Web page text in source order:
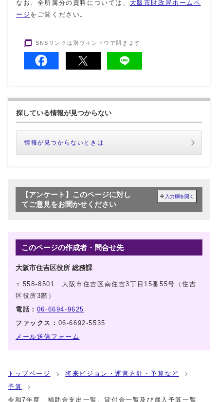
なお、全所属分の資料については、 大阪市財政局ホームペ
ージ をご覧ください。
SNSリンクは別ウィンドウで開きます
探している情報が見つからない
情報が見つからないときは
【アンケート】このページに対し
てご意見をお聞かせください
入力欄を開く
このページの作成者・問合せ先
大阪市住吉区役所 総務課
〒558-8501 大阪市住吉区南住吉3丁目15番55号（住吉
区役所3階）
電話： 06-6694-9625
ファックス： 06-6692-5535
メール送信フォーム
トップページ
将来ビジョン・運営方針・予算など
予算
令和7年度 補助金支出一覧、貸付金一覧及び歳入予算一覧